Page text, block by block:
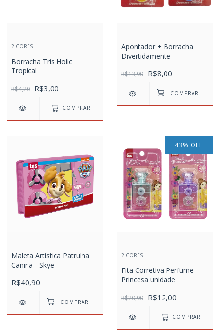
2 CORES
Borracha Tris Holic
Tropical
R$4,20 R$3,00
COMPRAR
Apontador + Borracha
Divertidamente
R$13,90 R$8,00
Maleta Artística Patrulha
Canina - Skye
R$40,90
43% OFF
2 CORES
Fita Corretiva Perfume
Princesa unidade
R$20,90 R$12,00
COMPRAR